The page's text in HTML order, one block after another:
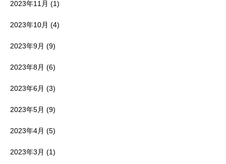
2023年11月 (1)
2023年10月 (4)
2023年9月 (9)
2023年8月 (6)
2023年6月 (3)
2023年5月 (9)
2023年4月 (5)
2023年3月 (1)